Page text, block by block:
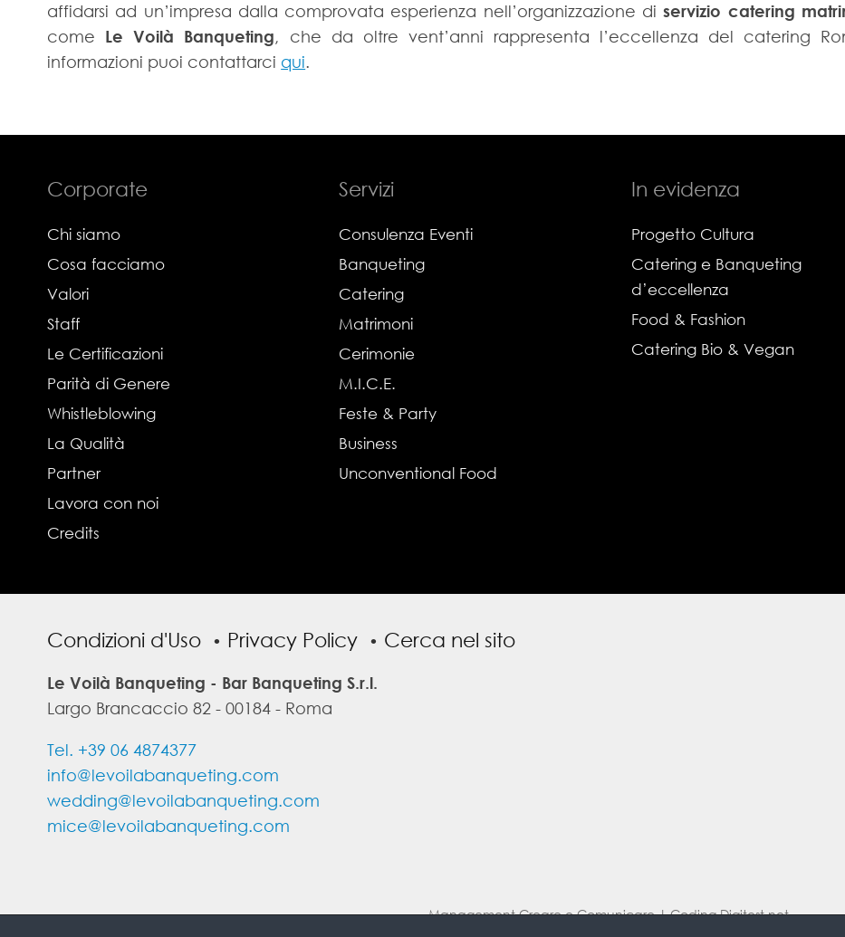
affidarsi ad un’impresa dalla comprovata esperienza nell’organizzazione diservizio catering
come Le Voilà Banqueting, che da oltre vent’anni rappresenta l’eccellenza del catering
informazioni puoi contattarci qui.
Corporate
Chi siamo
Cosa facciamo
Valori
Staff
Le Certificazioni
Parità di Genere
Whistleblowing
La Qualità
Partner
Lavora con noi
Credits
Servizi
Consulenza Eventi
Banqueting
Catering
Matrimoni
Cerimonie
M.I.C.E.
Feste & Party
Business
Unconventional Food
In evidenza
Progetto Cultura
Catering e Banqueting
d’eccellenza
Food & Fashion
Catering Bio & Vegan
Condizioni d'Uso Privacy Policy Cerca nel sito
Le Voilà Banqueting - Bar Banqueting S.r.l.
Largo Brancaccio 82 - 00184 - Roma
Tel. +39 06 4874377
info@levoilabanqueting.com
wedding@levoilabanqueting.com
mice@levoilabanqueting.com
ManagementCreare e Comunicare| CodingDigitest.net